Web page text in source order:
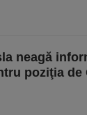
neagă
poziţia de